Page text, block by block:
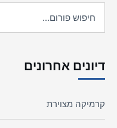
דיונים אחרונים
קרמיקה מצוירת